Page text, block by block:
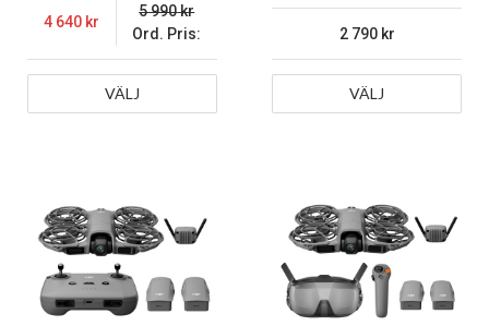
4 640
Ord. Pris:
5 990
VÄLJ
2 790
VÄLJ